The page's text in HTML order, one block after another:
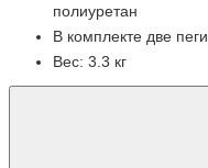
полиуретан
В комплекте две пеги
Вес: 3.3 кг